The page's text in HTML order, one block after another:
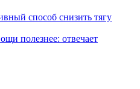
способ снизить тягу
полезнее: отвечает